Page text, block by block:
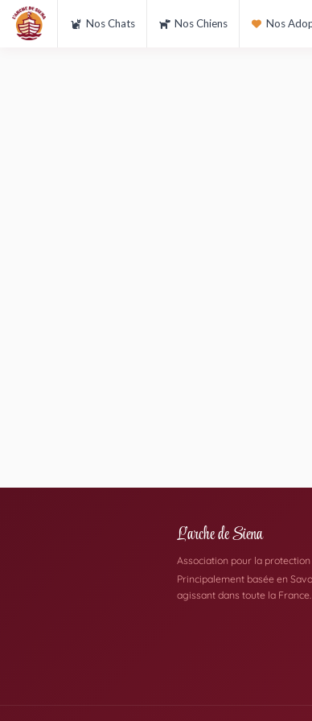
Nos Chats Nos Chiens Nos
L'arche de Siena
Association pour la
Principalement basée en
agissant dans toute la France.